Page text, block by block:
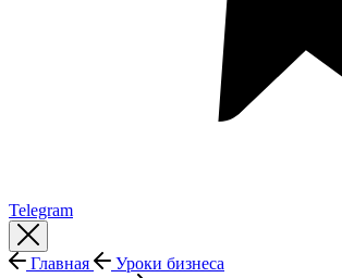
Telegram
Главная
Уроки бизнеса